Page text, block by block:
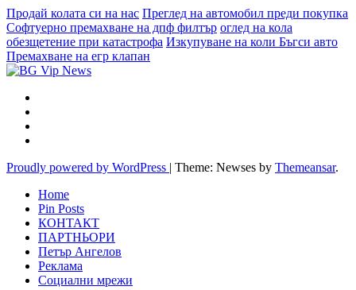
Продай колата си на нас Преглед на автомобил преди покупка
Софтуерно премахване на дпф филтър оглед на кола
обезщетение при катастрофа Изкупуване на коли Бъгси авто
Премахване на егр клапан
Proudly powered by WordPress | Theme: Newses by Themeansar.
Home
Pin Posts
КОНТАКТ
ПАРТНЬОРИ
Петър Ангелов
Реклама
Социални мрежи